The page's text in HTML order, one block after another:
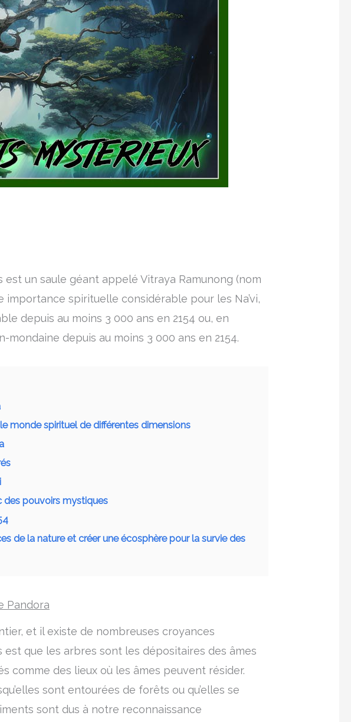
un saule géant appelé Vitraya Ramunong (nom
importance spirituelle considérable pour les Na’vi,
depuis au moins 3 000 ans en 2154 ou, en
mondaine depuis au moins 3 000 ans en 2154.
monde spirituel de différentes dimensions
des pouvoirs mystiques
de la nature et créer une écosphère pour la survie des
Pandora
et il existe de nombreuses croyances
est que les arbres sont les dépositaires des âmes
comme des lieux où les âmes peuvent résider.
sont entourées de forêts ou qu’elles se
sont dus à notre reconnaissance